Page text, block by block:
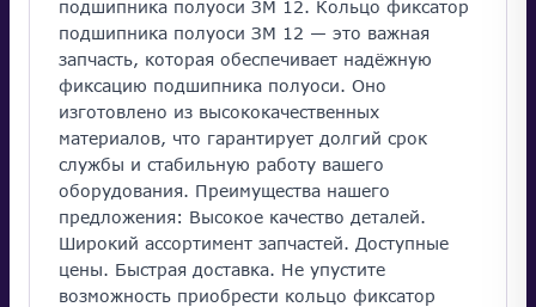
подшипника полуоси ЗМ 12. Кольцо фиксатор
подшипника полуоси ЗМ 12 — это важная
запчасть, которая обеспечивает надёжную
фиксацию подшипника полуоси. Оно
изготовлено из высококачественных
материалов, что гарантирует долгий срок
службы и стабильную работу вашего
оборудования. Преимущества нашего
предложения: Высокое качество деталей.
Широкий ассортимент запчастей. Доступные
цены. Быстрая доставка. Не упустите
возможность приобрести кольцо фиксатор